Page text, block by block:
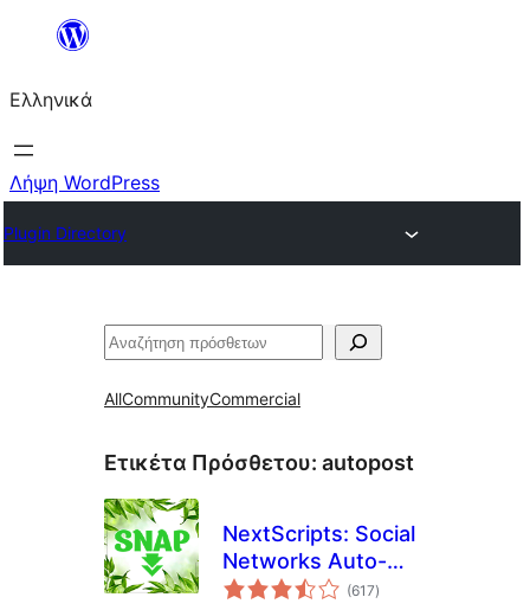
Μετάβαση
περιεχόμενο
Ελληνικά
Λήψη WordPress
Plugin Directory
Αναζήτηση
AllCommunityCommercial
Ετικέτα Πρόσθετου: autopost
NextScripts: Social
Networks Auto-
Poster
(617αξιολογήσεις
σύνολο
)